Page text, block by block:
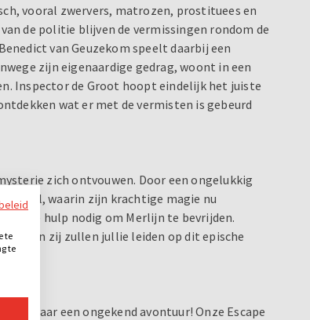
vooral zwervers, matrozen, prostituees en
de politie blijven de vermissingen rondom de
van Geuzekom speelt daarbij een
zijn eigenaardige gedrag, woont in een
Inspector de Groot hoopt eindelijk het juiste
wat er met de vermisten is gebeurd
zich ontvouwen. Door een ongelukkig
waarin zijn krachtige magie nu
jullie hulp nodig om Merlijn te bevrijden.
en zij zullen jullie leiden op dit epische
is, maar een ongekend avontuur! Onze Escape
te
te